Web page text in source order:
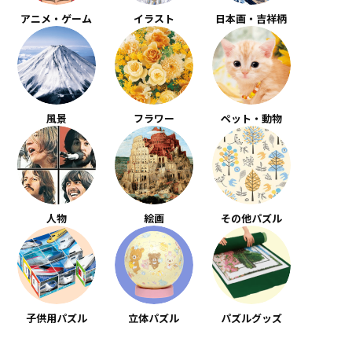
アニメ・ゲーム イラスト 日本画・吉祥柄
風景 フラワー ペット・動物
人物 絵画 その他パズル
子供用パズル 立体パズル パズルグッズ